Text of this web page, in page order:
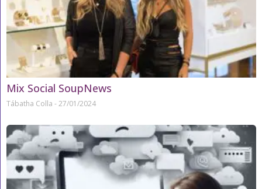
Mix Social SoupNews
Tábatha Colla 27/01/2024